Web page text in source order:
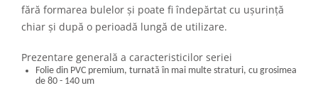
fără formarea bulelor și poate fi îndepărtat cu ușurință
chiar și după o perioadă lungă de utilizare.
Prezentare generală a caracteristicilor seriei
Folie din PVC premium, turnată în mai multe straturi, cu grosimea
de 80 - 140 um